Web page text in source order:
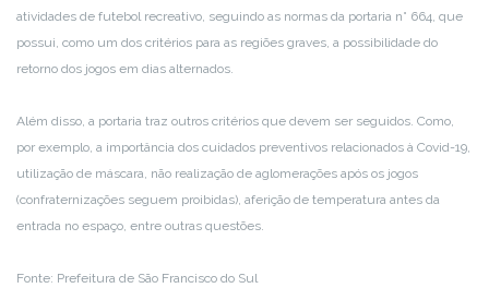
atividades de futebol recreativo, seguindo as normas da portaria n° 664, que
possui, como um dos critérios para as regiões graves, a possibilidade do
retorno dos jogos em dias alternados.
Além disso, a portaria traz outros critérios que devem ser seguidos. Como,
por exemplo, a importância dos cuidados preventivos relacionados à Covid-19,
utilização de máscara, não realização de aglomerações após os jogos
(confraternizações seguem proibidas), aferição de temperatura antes da
entrada no espaço, entre outras questões.
Fonte: Prefeitura de São Francisco do Sul